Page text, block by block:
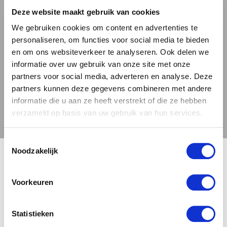
Deze website maakt gebruik van cookies
We gebruiken cookies om content en advertenties te
personaliseren, om functies voor social media te bieden
en om ons websiteverkeer te analyseren. Ook delen we
informatie over uw gebruik van onze site met onze
partners voor social media, adverteren en analyse. Deze
partners kunnen deze gegevens combineren met andere
informatie die u aan ze heeft verstrekt of die ze hebben
verzameld op basis van uw gebruik van hun services.
Toestemmingsselectie
Noodzakelijk
Voorkeuren
Statistieken
past perfect bij vleesgerechten, gekruide
maaltijden en pittige en belegen kazen. Maar
ook bij zoete desserts kan dit bier verrassend
uit de hoek komen, waarbij de lichte zurigheid
een mooi contrast biedt met de zoetheid van
het dessert. Bieren van Brouwerij Boon zijn te
bestellen bij Bierbink, dus mis deze kans niet
om dit bijzondere bier te proeven! Meer over
🍺 LEEFDTIJDSCHECK 🍺
Je moet 18 jaar of ouder zijn om deze site te bezoeken.
JA, IK BEN 18 JAAR OF OUDER NEE